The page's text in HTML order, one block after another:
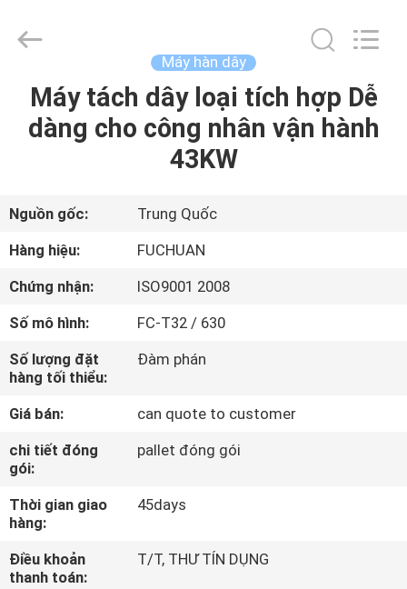
TRANG
CHỦ
SẢN
PHẨM
CHƯƠNG
TRÌNH
VR
VỀ
CHÚNG
TÔI
Kunshan
Fuchuan
Reserved.
Máy hàn dây
Máy tách dây loại tích hợp Dễ
dàng cho công nhân vận hành
43KW
Nguồn gốc:
Trung Quốc
Hàng hiệu:
FUCHUAN
Chứng nhận:
ISO9001 2008
Số mô hình:
FC-T32 / 630
Số lượng đặt
hàng tối thiểu:
Đàm phán
Giá bán:
can quote to customer
chi tiết đóng
gói:
pallet đóng gói
Thời gian giao
hàng:
45days
Điều khoản
thanh toán:
T/T, THƯ TÍN DỤNG